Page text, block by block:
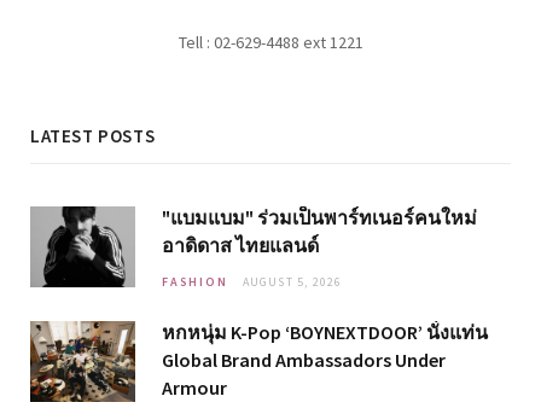
Tell : 02-629-4488 ext 1221
LATEST POSTS
"แบมแบม" ร่วมเป็นพาร์ทเนอร์คนใหม่
อาดิดาส ไทยแลนด์
FASHION AUGUST 5, 2026
หกหนุ่ม K-Pop ‘BOYNEXTDOOR’ นั่งแท่น
Global Brand Ambassadors Under
Armour